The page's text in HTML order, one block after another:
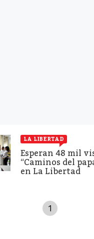
LA LIBERTAD
Esperan 48 mil
“Caminos del
en La Libertad
1